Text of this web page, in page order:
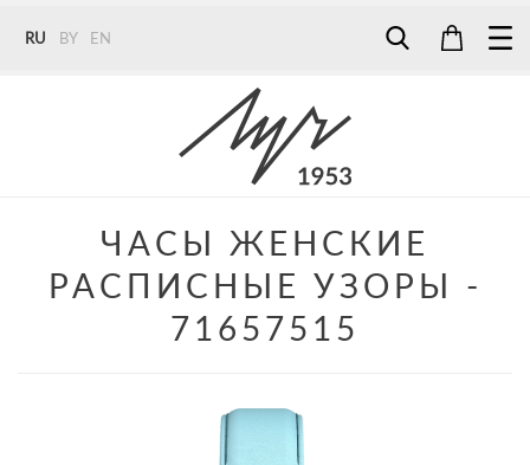
RU BY EN
+375 (29) 272 51 56
ЧАСЫ ЖЕНСКИЕ
РАСПИСНЫЕ УЗОРЫ -
71657515